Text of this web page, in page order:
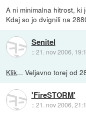
A ni minimalna hitrost, ki
Kdaj so jo dvignili na
Senitel
::21. nov 2006,
Klik... Veljavno torej od
'FireSTORM'
::21. nov 2006,